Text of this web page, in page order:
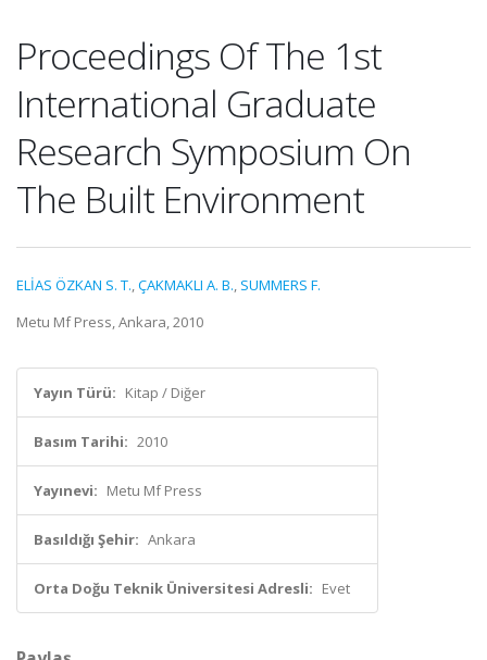
Proceedings Of The 1st
International Graduate
Research Symposium On
The Built Environment
ELİAS ÖZKAN S. T.,ÇAKMAKLI A. B., SUMMERS F.
Metu Mf Press, Ankara, 2010
Yayın Türü: Kitap / Diğer
Basım Tarihi: 2010
Yayınevi: Metu Mf Press
Basıldığı Şehir: Ankara
Orta Doğu Teknik Üniversitesi Adresli: Evet